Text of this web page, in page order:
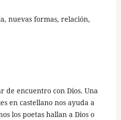
nuevas formas, relación,
de encuentro con Dios. Una
en castellano nos ayuda a
los poetas hallan a Dios o